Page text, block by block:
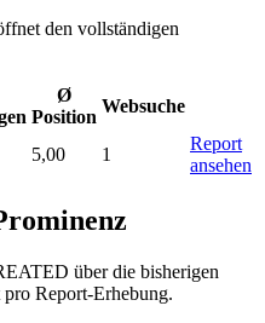
den vollständigen
Ø
Position
Websuche
5,00 1
Report
ansehen
über die bisherigen
Report-Erhebung.